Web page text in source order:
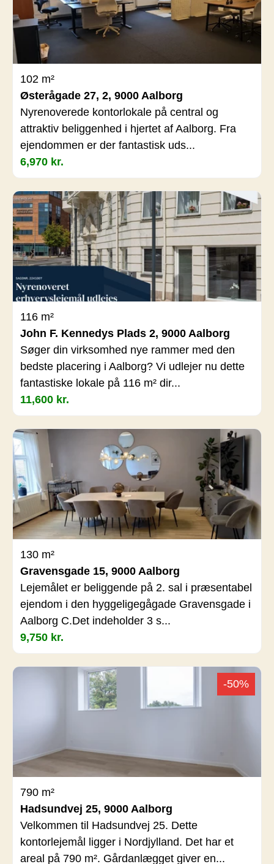
102 m²
Østerågade 27, 2, 9000 Aalborg
Nyrenoverede kontorlokale på central og
attraktiv beliggenhed i hjertet af Aalborg. Fra
ejendommen er der fantastisk uds...
6,970 kr.
116 m²
John F. Kennedys Plads 2, 9000 Aalborg
Søger din virksomhed nye rammer med den
bedste placering i Aalborg? Vi udlejer nu dette
fantastiske lokale på 116 m² dir...
11,600 kr.
130 m²
Gravensgade 15, 9000 Aalborg
Lejemålet er beliggende på 2. sal i præsentabel
ejendom i den hyggeligegågade Gravensgade i
Aalborg C.Det indeholder 3 s...
9,750 kr.
-50%
790 m²
Hadsundvej 25, 9000 Aalborg
Velkommen til Hadsundvej 25. Dette
kontorlejemål ligger i Nordjylland. Det har et
areal på 790 m². Gårdanlægget giver en...